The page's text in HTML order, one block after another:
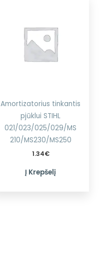
Amortizatorius tinkantis
pjūklui STIHL
021/023/025/029/MS
210/MS230/MS250
1.34€
Į Krepšelį